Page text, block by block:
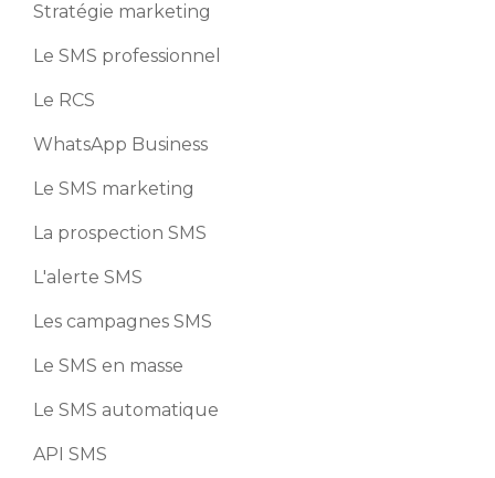
Stratégie marketing
Le SMS professionnel
Le RCS
WhatsApp Business
Le SMS marketing
La prospection SMS
L'alerte SMS
Les campagnes SMS
Le SMS en masse
Le SMS automatique
API SMS